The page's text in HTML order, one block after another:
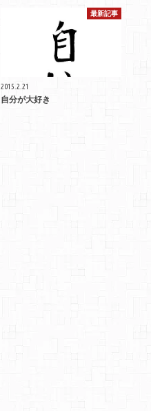
最新記事
2015.2.21
自分が大好き